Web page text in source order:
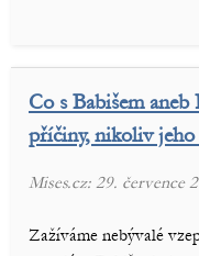
Co s Babišem
příčiny, nikoliv jeho
Mises.cz: 29. července
Zažíváme nebývalé